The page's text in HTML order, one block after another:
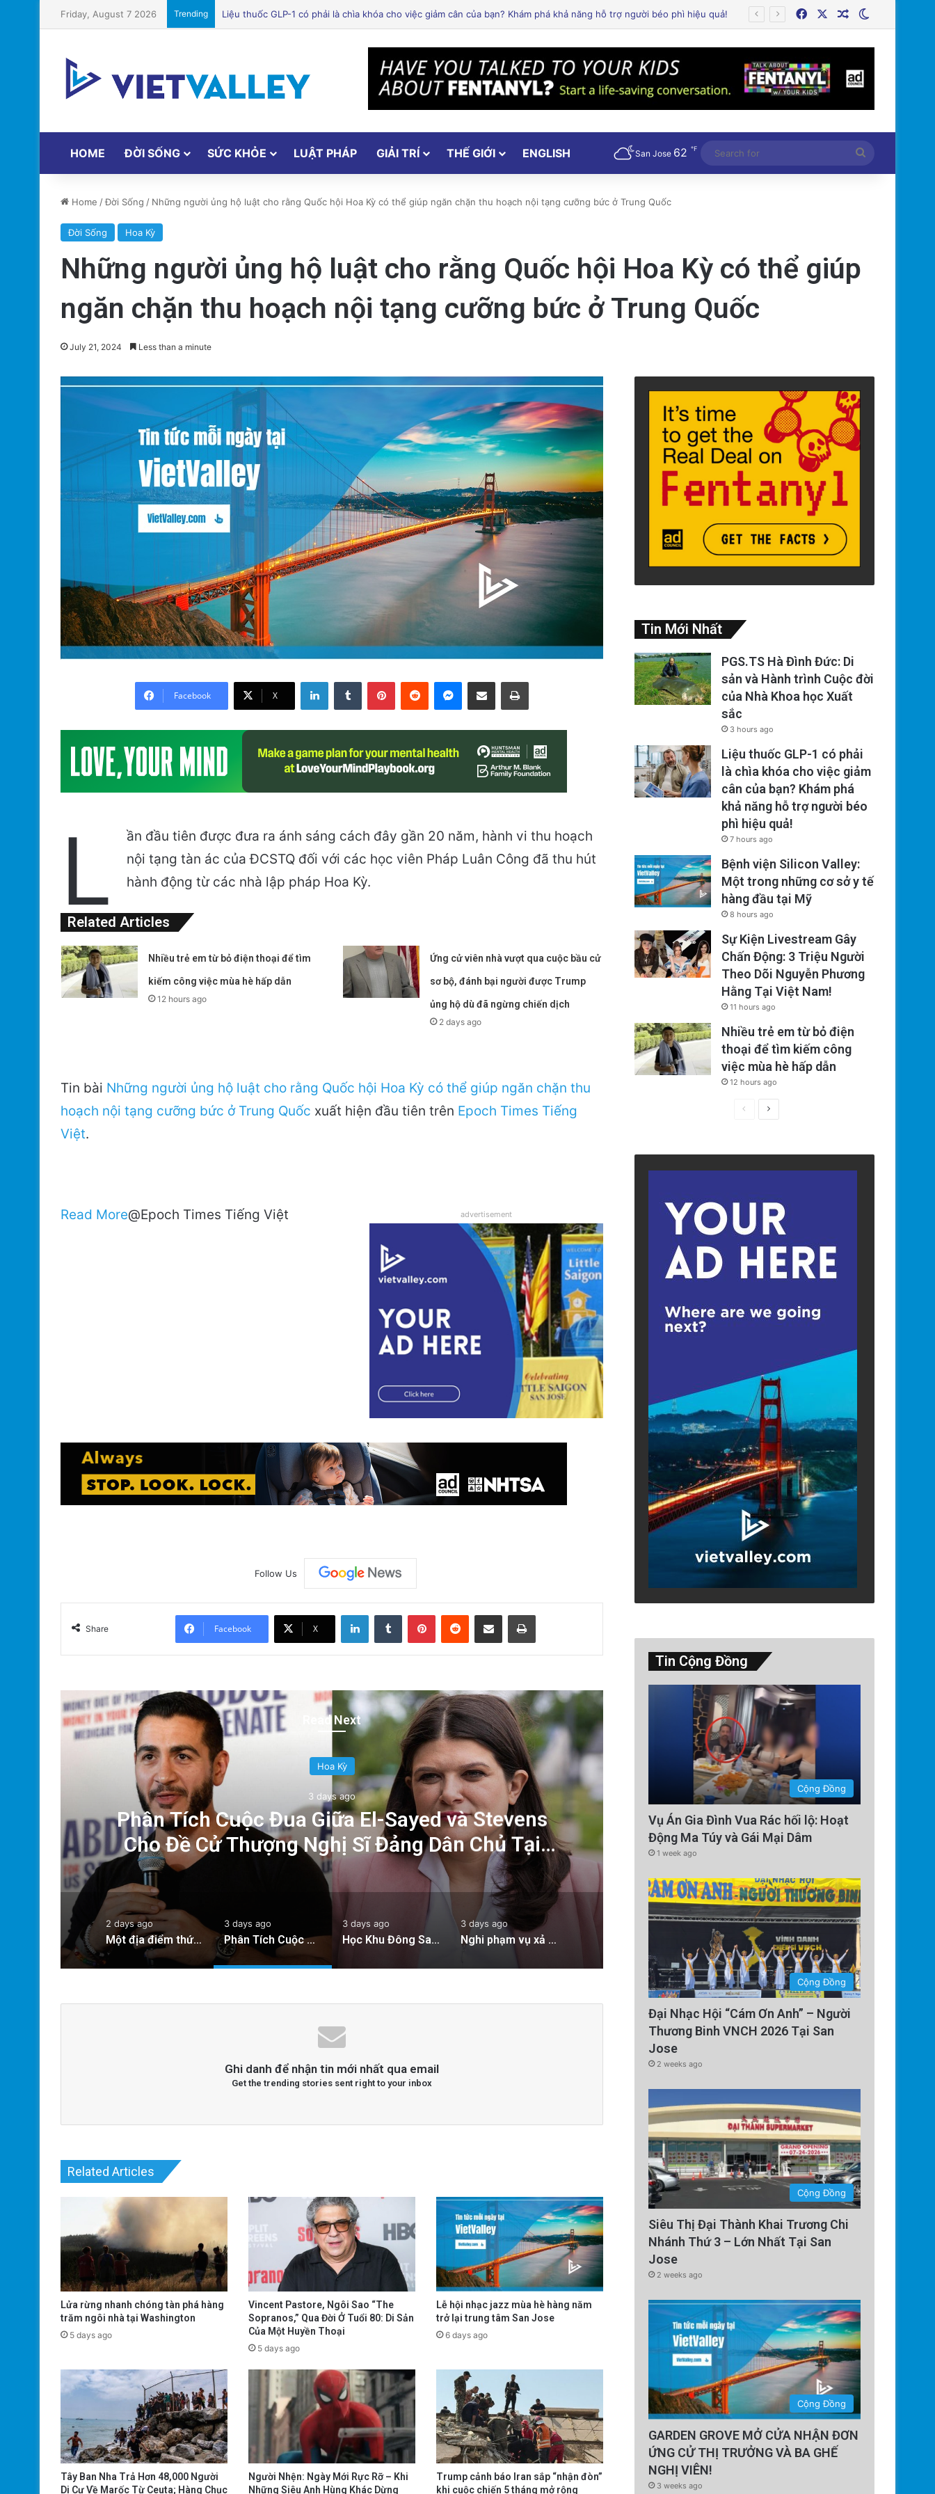
Friday, August 7 2026 Trending Bệnh viện Silicon Valley: Một trong những cơ sở y tế hàng đầu tại Mỹ FacebookRandom Article
HOME ĐỜI SỐNG SỨC KHỎE LUẬT PHÁP GIẢI TRÍ THẾ GIỚI ENGLISH San Jose 62 ℉
for
Home /Đời Sống / Những người ủng hộ luật cho rằng Quốc hội Hoa Kỳ có thể giúp ngăn chặn thu hoạch nội tạng cưỡng bức ở Trung Quốc
Đời Sống Hoa Kỳ
Những người ủng hộ luật cho rằng Quốc hội Hoa Kỳ có thể giúp
ngăn chặn thu hoạch nội tạng cưỡng bức ở Trung Quốc
July 21, 2024 Less than a minute
Facebook X
LinkedInTumblr PinterestReddit Messenger
Share via Email Print
L
ần đầu tiên được đưa ra ánh sáng cách đây gần 20 năm, hành vi thu hoạch
nội tạng tàn ác của ĐCSTQ đối với các học viên Pháp Luân Công đã thu hút
hành động từ các nhà lập pháp Hoa Kỳ.
Related Articles
Nhiều trẻ em từ bỏ điện thoại để tìm
kiếm công việc mùa hè hấp dẫn
12 hours ago
Ứng cử viên nhà vượt qua cuộc bầu cử
sơ bộ, đánh bại người được Trump
ủng hộ dù đã ngừng chiến dịch
2 days ago
Tin bài Những người ủng hộ luật cho rằng Quốc hội Hoa Kỳ có thể giúp ngăn chặn thu
hoạch nội tạng cưỡng bức ở Trung Quốc xuất hiện đầu tiên trên Epoch Times Tiếng
Việt.
advertisement
Read More@Epoch Times Tiếng Việt
Follow Us
Share Facebook X
LinkedInTumblr PinterestReddit Share via Email Print
Read Next
Hoa Kỳ
3 days ago
Phân Tích Cuộc Đua Giữa El-Sayed và Stevens
Cho Đề Cử Thượng Nghị Sĩ Đảng Dân Chủ Tại
Michigan: Ai Sẽ Chiến Thắng?
3 days ago
Học Khu Đông San Jose Xem
Gây Tranh Cãi: Quyết Định
2 days ago
Một địa điểm thứ hai ở trung tâm San Jose đóng cửa giữa cuộc chiến giấy phép
3 days ago
Phân Tích Cuộc Đua Giữa El-Sayed và Stevens Cho Đề Cử Thượng Nghị Sĩ Đảng Dân Chủ Tại Michigan: Ai Sẽ Chiến Thắng?
3 days ago
Học Khu Đông San Jose Xem Xét Hợp Đồng Y Tế Gây Tranh Cãi: Quyết Định Ảnh Hưởng Đến Sức Khỏe Học Sinh
3 days ago
Nghi phạm vụ xả súng In-N-Out tại Twin Falls: Danh tính được công bố sau khi 3 người thiệt mạng, 7 người bị thương
Ghi danh để nhận tin mới nhất qua email
Get the trending stories sent right to your inbox
Related Articles
Lửa rừng nhanh chóng tàn phá hàng
trăm ngôi nhà tại Washington
5 days ago
Vincent Pastore, Ngôi Sao “The
Sopranos,” Qua Đời Ở Tuổi 80: Di Sản
Của Một Huyền Thoại
5 days ago
Lễ hội nhạc jazz mùa hè hàng năm
trở lại trung tâm San Jose
6 days ago
Tây Ban Nha Trả Hơn 48,000 Người
Di Cư Về Marốc Từ Ceuta; Hàng Chục
Người Nhện: Ngày Mới Rực Rỡ – Khi
Những Siêu Anh Hùng Khác Dừng
Trump cảnh báo Iran sắp “nhận đòn”
khi cuộc chiến 5 tháng mở rộng
Tin Mới Nhất
PGS.TS Hà Đình Đức: Di
sản và Hành trình Cuộc đời
của Nhà Khoa học Xuất
sắc
3 hours ago
Liệu thuốc GLP-1 có phải
là chìa khóa cho việc giảm
cân của bạn? Khám phá
khả năng hỗ trợ người béo
phì hiệu quả!
7 hours ago
Bệnh viện Silicon Valley:
Một trong những cơ sở y tế
hàng đầu tại Mỹ
8 hours ago
Sự Kiện Livestream Gây
Chấn Động: 3 Triệu Người
Theo Dõi Nguyễn Phương
Hằng Tại Việt Nam!
11 hours ago
Nhiều trẻ em từ bỏ điện
thoại để tìm kiếm công
việc mùa hè hấp dẫn
12 hours ago
PreviousNext
Tin Cộng Đồng
Cộng Đồng
Vụ Án Gia Đình Vua Rác hối lộ: Hoạt
Động Ma Túy và Gái Mại Dâm
1 week ago
Cộng Đồng
Đại Nhạc Hội “Cám Ơn Anh” – Người
Thương Binh VNCH 2026 Tại San
Jose
2 weeks ago
Cộng Đồng
Siêu Thị Đại Thành Khai Trương Chi
Nhánh Thứ 3 – Lớn Nhất Tại San
Jose
2 weeks ago
Cộng Đồng
GARDEN GROVE MỞ CỬA NHẬN ĐƠN
ỨNG CỬ THỊ TRƯỞNG VÀ BA GHẾ
NGHỊ VIÊN!
3 weeks ago